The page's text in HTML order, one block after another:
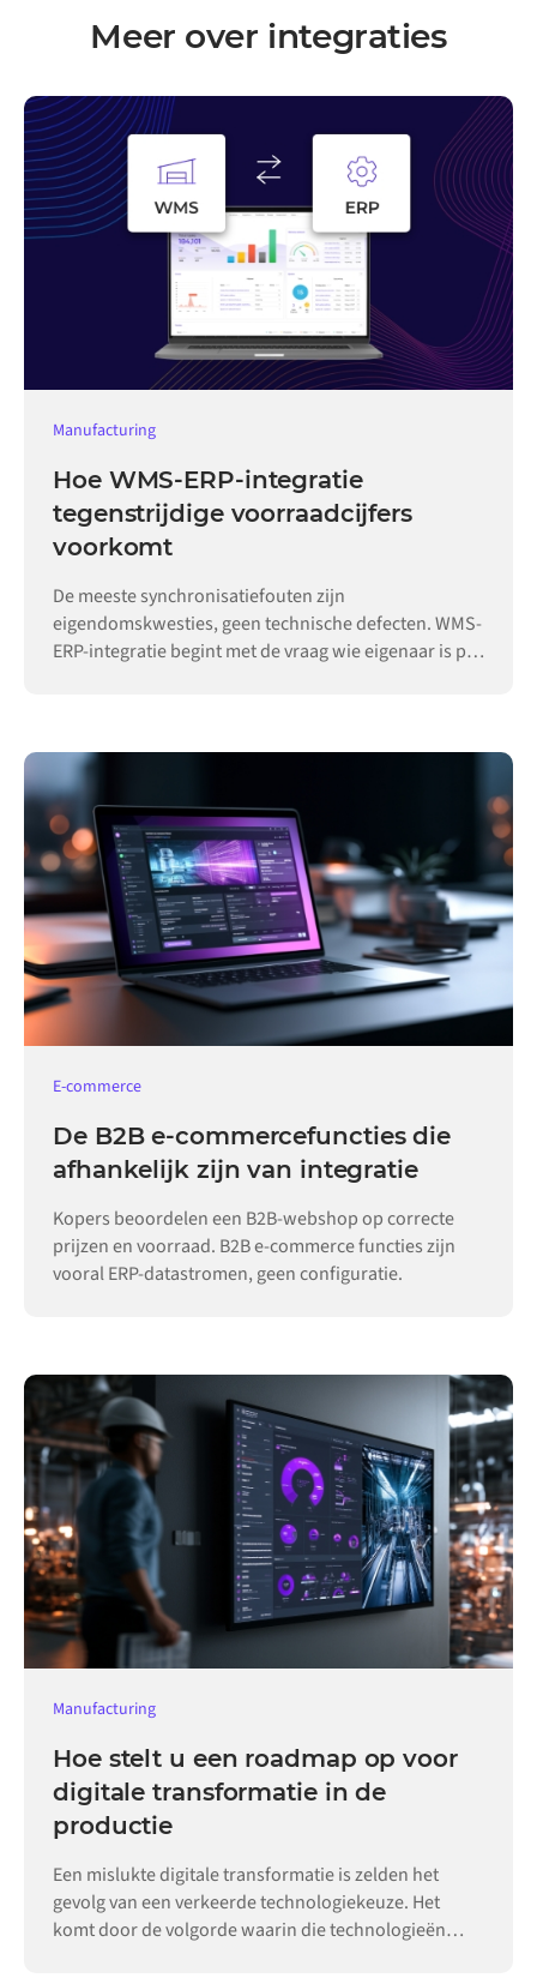
Meer over integraties
Manufacturing
Hoe WMS-ERP-integratie
tegenstrijdige voorraadcijfers
voorkomt
De meeste synchronisatiefouten zijn
eigendomskwesties, geen technische defecten. WMS-
ERP-integratie begint met de vraag wie eigenaar is per
E-commerce
De B2B e-commercefuncties die
afhankelijk zijn van integratie
Kopers beoordelen een B2B-webshop op correcte
prijzen en voorraad. B2B e-commerce functies zijn
vooral ERP-datastromen, geen configuratie.
Manufacturing
Hoe stelt u een roadmap op voor
digitale transformatie in de
productie
Een mislukte digitale transformatie is zelden het
gevolg van een verkeerde technologiekeuze. Het
komt door de volgorde waarin die technologieën